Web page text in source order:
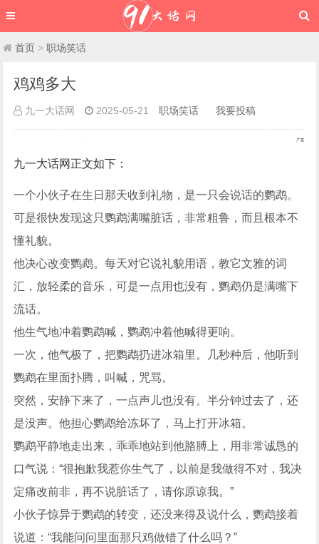
首页 >职场笑话
鸡鸡多大
九一大话网 2025-05-21 职场笑话 我要投稿
九一大话网 正文如下 ：
一个小伙子在生日那天收到礼物，是一只会说话的鹦鹉。
可是很快发现这只鹦鹉满嘴脏话，非常粗鲁，而且根本不
懂礼貌。
他决心改变鹦鹉。每天对它说礼貌用语，教它文雅的词
汇，放轻柔的音乐，可是一点用也没有，鹦鹉仍是满嘴下
流话。
他生气地冲着鹦鹉喊，鹦鹉冲着他喊得更响。
一次，他气极了，把鹦鹉扔进冰箱里。几秒种后，他听到
鹦鹉在里面扑腾，叫喊，咒骂。
突然，安静下来了，一点声儿也没有。半分钟过去了，还
是没声。他担心鹦鹉给冻坏了，马上打开冰箱。
鹦鹉平静地走出来，乖乖地站到他胳膊上，用非常诚恳的
口气说：“很抱歉我惹你生气了，以前是我做得不对，我决
定痛改前非，再不说脏话了，请你原谅我。”
小伙子惊异于鹦鹉的转变，还没来得及说什么，鹦鹉接着
说道：“我能问问里面那只鸡做错了什么吗？”